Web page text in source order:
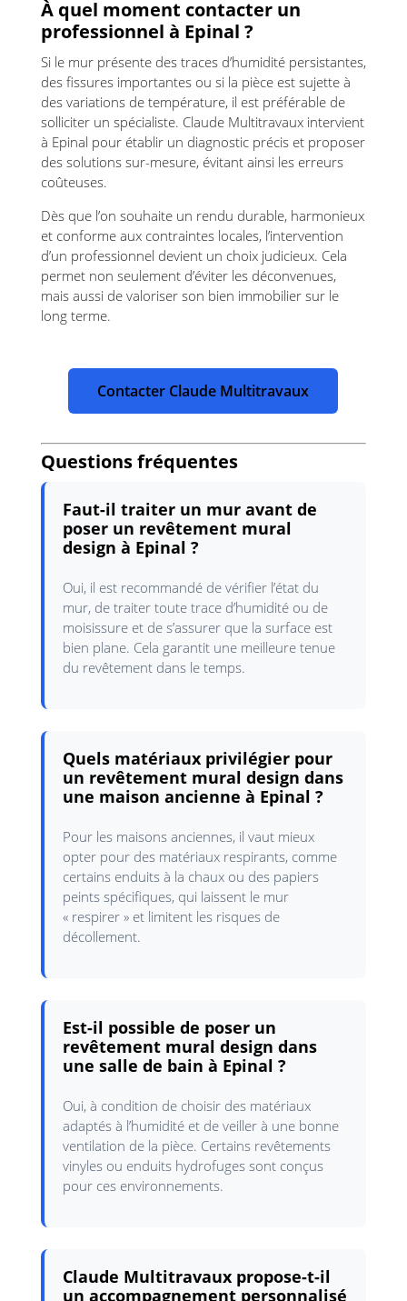
À quel moment contacter un
professionnel à Epinal ?
Si le mur présente des traces d’humidité persistantes,
des fissures importantes ou si la pièce est sujette à
des variations de température, il est préférable de
solliciter un spécialiste. Claude Multitravaux intervient
à Epinal pour établir un diagnostic précis et proposer
des solutions sur-mesure, évitant ainsi les erreurs
coûteuses.
Dès que l’on souhaite un rendu durable, harmonieux
et conforme aux contraintes locales, l’intervention
d’un professionnel devient un choix judicieux. Cela
permet non seulement d’éviter les déconvenues,
mais aussi de valoriser son bien immobilier sur le
long terme.
Contacter Claude Multitravaux
Questions fréquentes
Faut-il traiter un mur avant de
poser un revêtement mural
design à Epinal ?
Oui, il est recommandé de vérifier l’état du
mur, de traiter toute trace d’humidité ou de
moisissure et de s’assurer que la surface est
bien plane. Cela garantit une meilleure tenue
du revêtement dans le temps.
Quels matériaux privilégier pour
un revêtement mural design dans
une maison ancienne à Epinal ?
Pour les maisons anciennes, il vaut mieux
opter pour des matériaux respirants, comme
certains enduits à la chaux ou des papiers
peints spécifiques, qui laissent le mur
« respirer » et limitent les risques de
décollement.
Est-il possible de poser un
revêtement mural design dans
une salle de bain à Epinal ?
Oui, à condition de choisir des matériaux
adaptés à l’humidité et de veiller à une bonne
ventilation de la pièce. Certains revêtements
vinyles ou enduits hydrofuges sont conçus
pour ces environnements.
Claude Multitravaux propose-t-il
un accompagnement personnalisé